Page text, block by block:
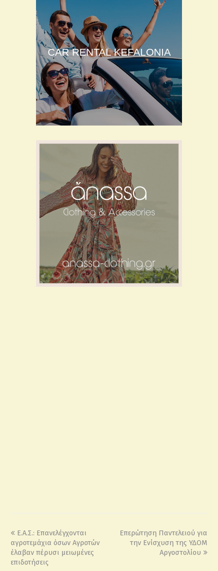
CAR RENTAL KEFALONIA
Ε.Α.Σ.: Επανελέγχονται
αγροτεμάχια όσων Αγροτών
έλαβαν πέρυσι μειωμένες
επιδοτήσεις
Επερώτηση Παντελειού για
την Ενίσχυση της ΥΔΟΜ
Αργοστολίου